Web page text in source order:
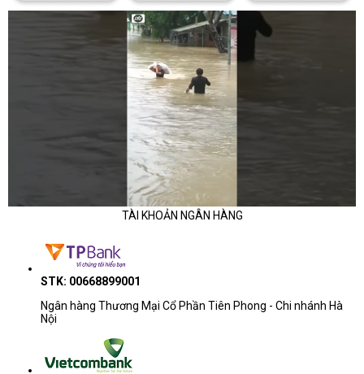
TÀI KHOẢN NGÂN HÀNG
STK: 00668899001
Ngân hàng Thương Mại Cổ Phần Tiên Phong - Chi nhánh Hà
Nội